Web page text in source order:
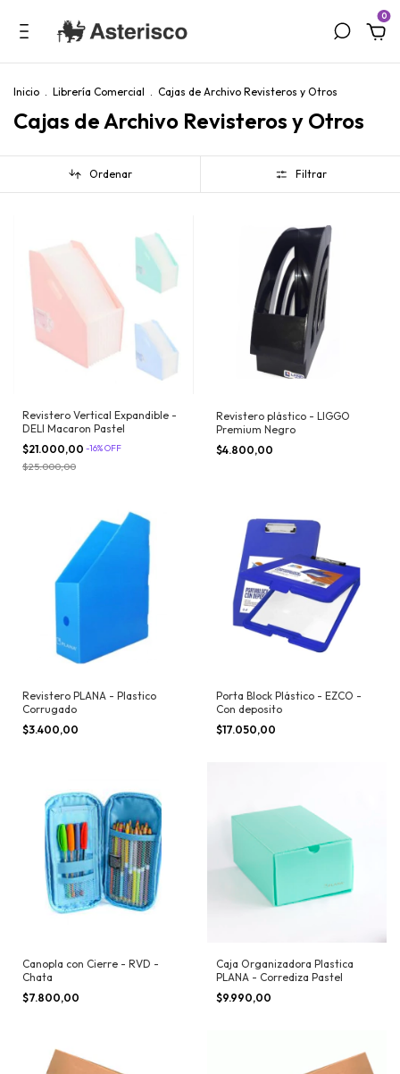
0
Inicio . Librería Comercial . Cajas de Archivo Revisteros y Otros
Cajas de Archivo Revisteros y Otros
Ordenar Filtrar
Revistero Vertical Expandible -
DELI Macaron Pastel
$21.000,00 -16%OFF
$25.000,00
Revistero plástico - LIGGO
Premium Negro
$4.800,00
Revistero PLANA - Plastico
Corrugado
$3.400,00
Porta Block Plástico - EZCO -
Con deposito
$17.050,00
Canopla con Cierre - RVD -
Chata
$7.800,00
Caja Organizadora Plastica
PLANA - Corrediza Pastel
$9.990,00